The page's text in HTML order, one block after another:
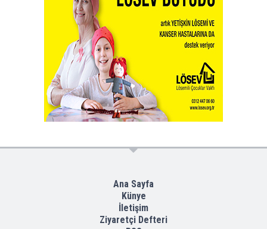
Ana Sayfa
Künye
İletişim
Ziyaretçi Defteri